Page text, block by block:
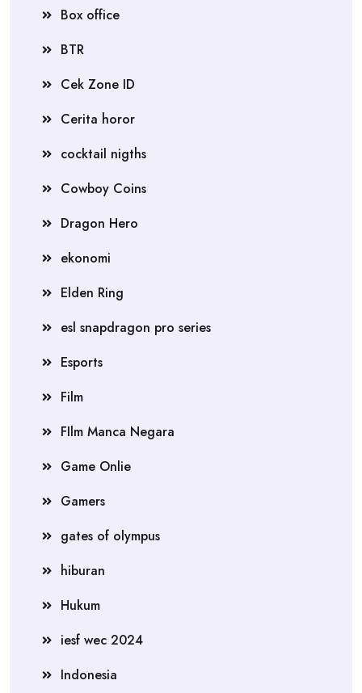
Box office
BTR
Cek Zone ID
Cerita horor
cocktail nigths
Cowboy Coins
Dragon Hero
ekonomi
Elden Ring
esl snapdragon pro series
Esports
Film
FIlm Manca Negara
Game Onlie
Gamers
gates of olympus
hiburan
Hukum
iesf wec 2024
Indonesia